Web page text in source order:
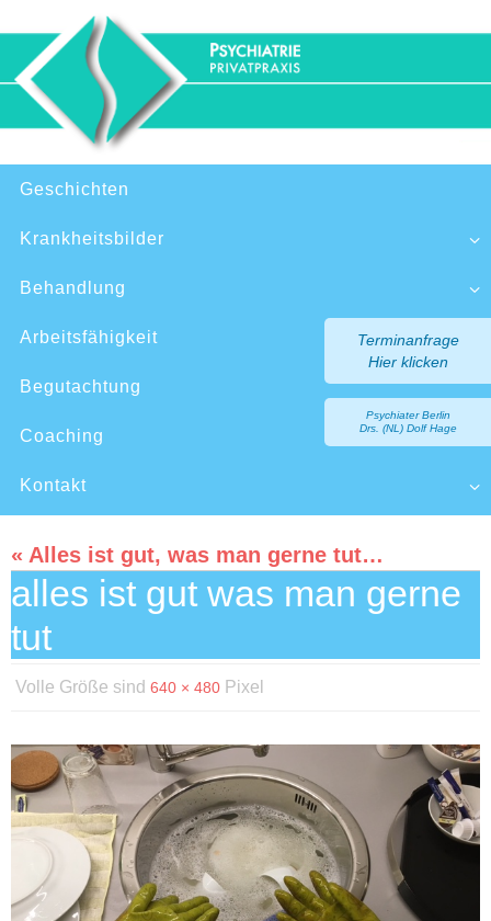
Inhalt
springen
InhaltGeschichten
Krankheitsbilder
Behandlung
Arbeitsfähigkeit
Begutachtung
Coaching
Kontakt
Terminanfrage
Hier klicken
Psychiater Berlin
Drs. (NL) Dolf Hage
« Alles ist gut, was man gerne tut…
alles ist gut was man gerne
tut
Volle Größe sind 640 × 480 Pixel